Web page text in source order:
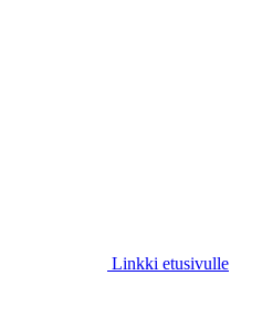
Linkki etusivulle